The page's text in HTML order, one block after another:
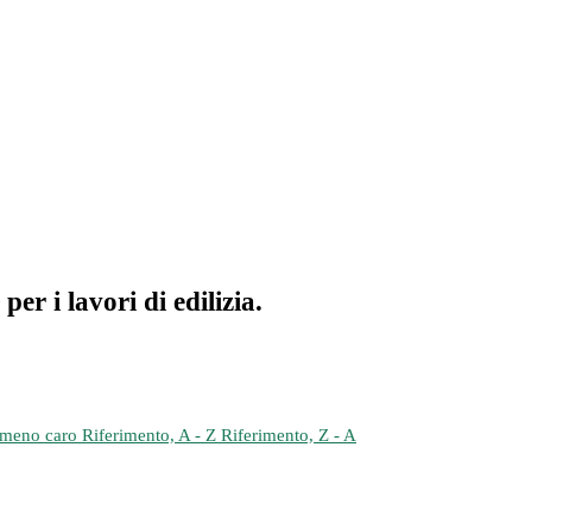
i lavori di edilizia.
caro Riferimento, A - Z Riferimento, Z - A